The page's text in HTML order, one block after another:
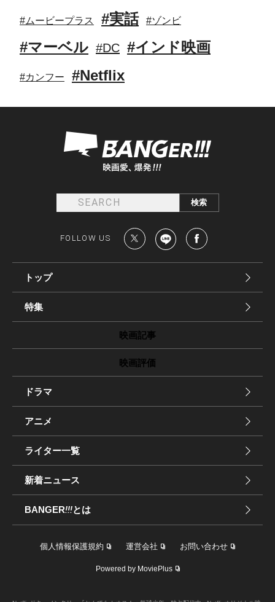
#ムービープラス #実話 #ゾンビ
#マーベル #DC #インド映画
#カンフー #Netflix
FOLLOW US
トップ
特集
映画記事
映画評価
ドラマ
アニメ
ライター一覧
新着ニュース
BANGER!!!とは
個人情報保護規約 運営会社 お問い合わせ
Powered by MoviePlus